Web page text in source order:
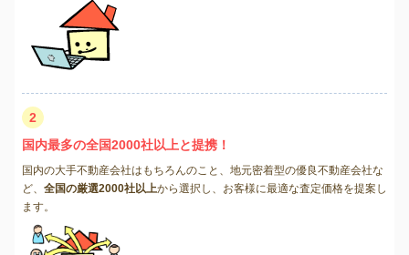
2
国内最多の全国2000社以上と提携！
国内の大手不動産会社はもちろんのこと、地元密着型の優良不動産会社な
ど、 全国の厳選2000社以上から選択し、お客様に最適な査定価格を提案し
ます。